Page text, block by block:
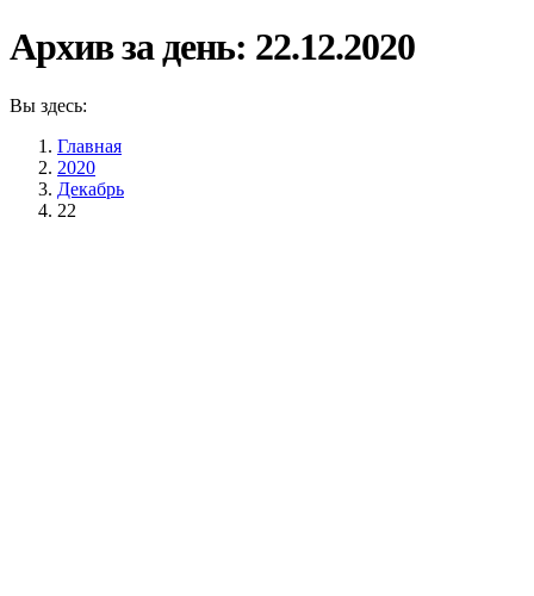
Архив за день: 22.12.2020
Вы здесь:
Главная
2020
Декабрь
22